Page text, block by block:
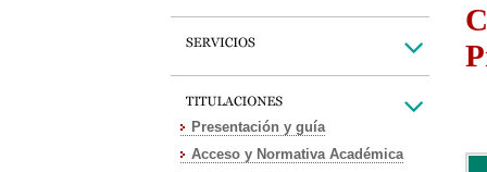
Presentación y guía
Acceso y Normativa Académica